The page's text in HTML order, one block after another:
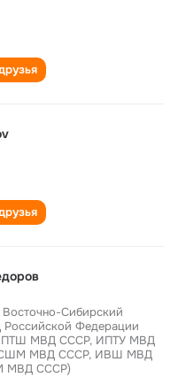
Сибирский
Российской Федерации
МВД СССР, ИПТУ МВД
МВД СССР, ИВШ МВД
МВД СССР)